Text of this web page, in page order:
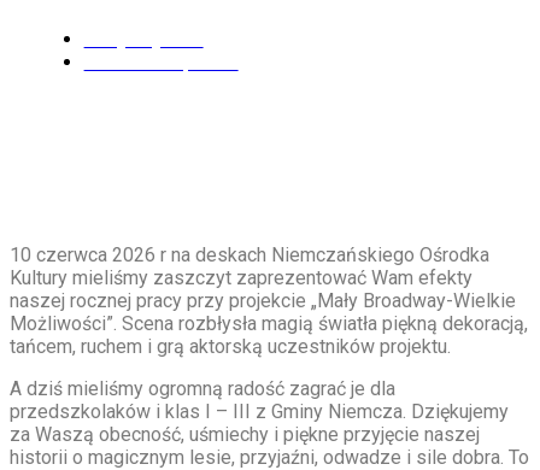
10 czerwca 2026 r na deskach Niemczańskiego Ośrodka
Kultury mieliśmy zaszczyt zaprezentować Wam efekty
naszej rocznej pracy przy projekcie „Mały Broadway-Wielkie
Możliwości”. Scena rozbłysła magią światła piękną dekoracją,
tańcem, ruchem i grą aktorską uczestników projektu.
A dziś mieliśmy ogromną radość zagrać je dla
przedszkolaków i klas I – III z Gminy Niemcza. Dziękujemy
za Waszą obecność, uśmiechy i piękne przyjęcie naszej
historii o magicznym lesie, przyjaźni, odwadze i sile dobra. To